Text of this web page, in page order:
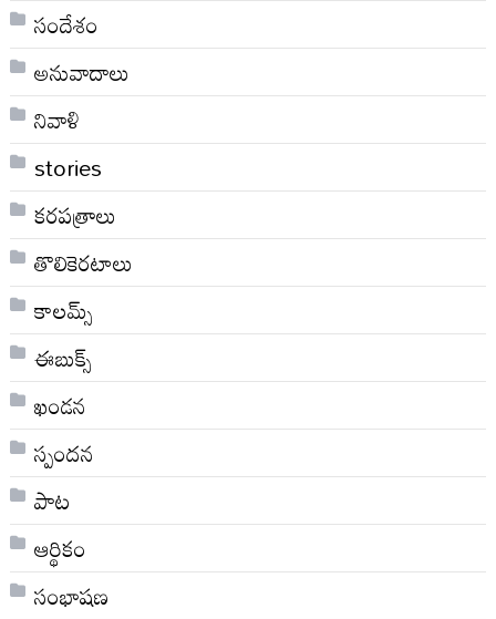
సందేశం
అనువాదాలు
నివాళి
stories
కరపత్రాలు
తొలికెరటాలు
కాలమ్స్
ఈబుక్స్
ఖండన
స్పందన
పాట
ఆర్థికం
సంభాషణ